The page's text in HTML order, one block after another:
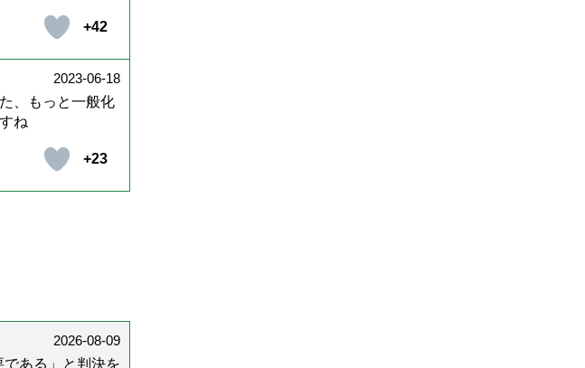
+42
2023-06-18
、もっと一般化
ね
+23
2026-08-09
ある」と判決を